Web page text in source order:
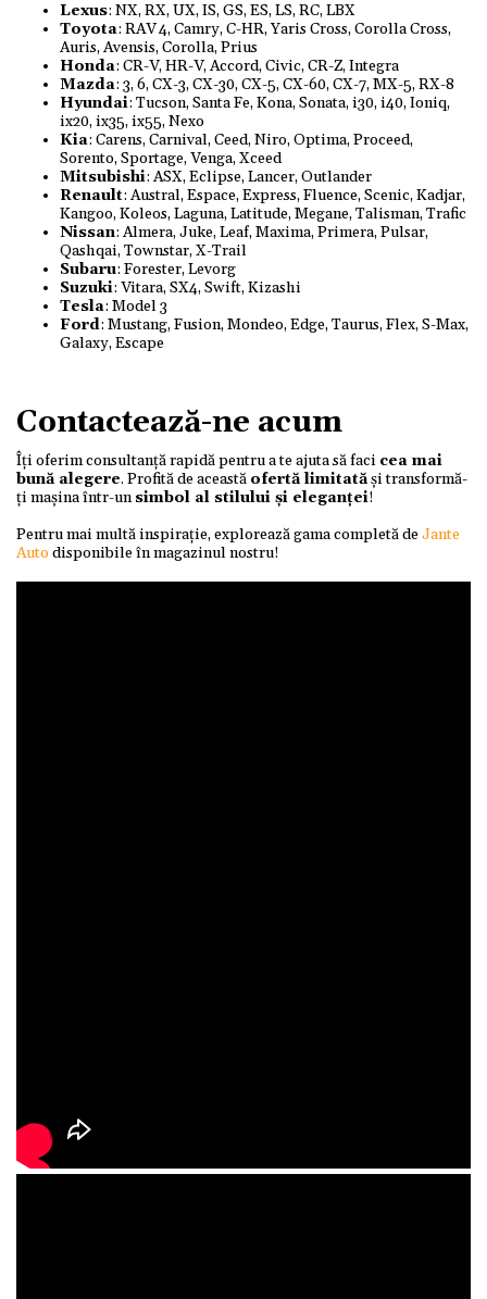
Lexus: NX, RX, UX, IS, GS, ES, LS, RC, LBX
Toyota: RAV 4, Camry, C-HR, Yaris Cross, Corolla Cross,
Auris, Avensis, Corolla, Prius
Honda: CR-V, HR-V, Accord, Civic, CR-Z, Integra
Mazda: 3, 6, CX-3, CX-30, CX-5, CX-60, CX-7, MX-5, RX-8
Hyundai: Tucson, Santa Fe, Kona, Sonata, i30, i40, Ioniq,
ix20, ix35, ix55, Nexo
Kia: Carens, Carnival, Ceed, Niro, Optima, Proceed,
Sorento, Sportage, Venga, Xceed
Mitsubishi: ASX, Eclipse, Lancer, Outlander
Renault: Austral, Espace, Express, Fluence, Scenic, Kadjar,
Kangoo, Koleos, Laguna, Latitude, Megane, Talisman, Trafic
Nissan: Almera, Juke, Leaf, Maxima, Primera, Pulsar,
Qashqai, Townstar, X-Trail
Subaru: Forester, Levorg
Suzuki: Vitara, SX4, Swift, Kizashi
Tesla: Model 3
Ford: Mustang, Fusion, Mondeo, Edge, Taurus, Flex, S-Max,
Galaxy, Escape
Contactează-ne acum
Îți oferim consultanță rapidă pentru a te ajuta să faci cea mai
bună alegere. Profită de această ofertă limitatăși transformă-
ți mașina într-unsimbol al stilului și eleganței!
Pentru mai multă inspirație, explorează gama completă deJante
Autodisponibile în magazinul nostru!